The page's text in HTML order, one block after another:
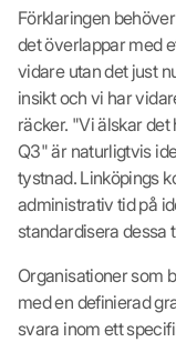
Förklaringen
det överlappar med
vidare utan det just
insikt och vi har
räcker. "Vi älskar
Q3" är naturligtvis
tystnad. Linköpings
administrativ tid på
standardisera dessa
Organisationer som
med en definierad
svara inom ett